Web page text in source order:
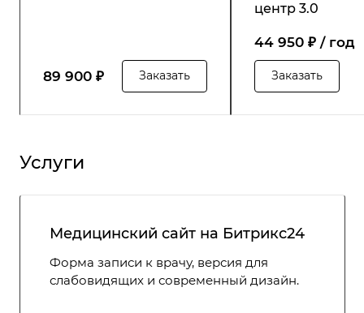
89 900 ₽ Заказать
центр 3.0
44 950 ₽ / год
Заказать
Услуги
Медицинский сайт на Битрикс24
Форма записи к врачу, версия для
слабовидящих и современный дизайн.